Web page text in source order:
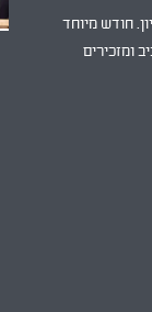
חודש מיוחד
ומזכירים